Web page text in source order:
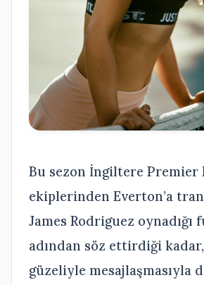
Bu sezon İngiltere Premier
ekiplerinden Everton’a
James Rodriguez oynadığı
adından söz ettirdiği
güzeliyle mesajlaşmasıyla